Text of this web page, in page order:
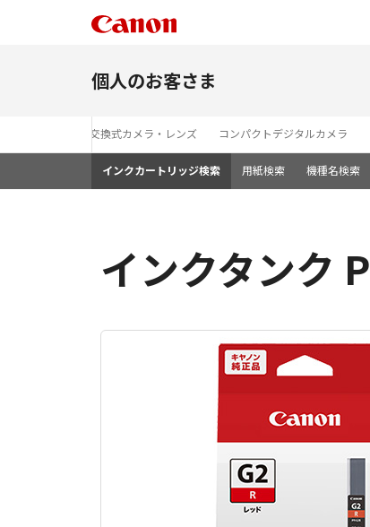
個人のお客さま
レンズ交換式カメラ・レンズ コンパクトデジタルカメラ
インクカートリッジ検索 用紙検索 機種名検索
インクタンク